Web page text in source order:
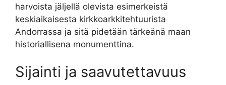
harvoista jäljellä olevista esimerkeistä
keskiaikaisesta kirkkoarkkitehtuurista
Andorrassa ja sitä pidetään tärkeänä maan
historiallisena monumenttina.
Sijainti ja saavutettavuus